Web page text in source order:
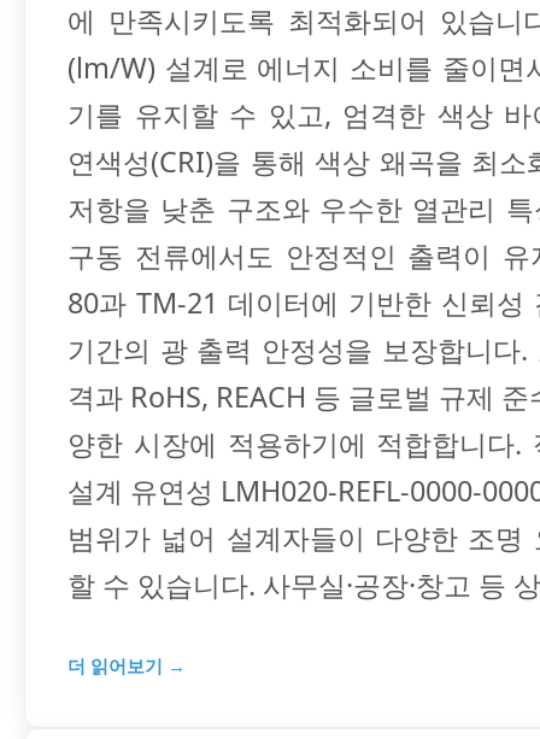
에 만족시키도록 최적화되어 있습니
(lm/W) 설계로 에너지 소비를 줄이면
기를 유지할 수 있고, 엄격한 색상 바
연색성(CRI)을 통해 색상 왜곡을 최소
저항을 낮춘 구조와 우수한 열관리
구동 전류에서도 안정적인 출력이
80과 TM-21 데이터에 기반한 신뢰성
기간의 광 출력 안정성을 보장합니다.
격과 RoHS, REACH 등 글로벌 규제
양한 시장에 적용하기에 적합합니다.
설계 유연성 LMH020-REFL-0000-
범위가 넓어 설계자들이 다양한 조명
할 수 있습니다. 사무실·공장·창고 등
더 읽어보기 →